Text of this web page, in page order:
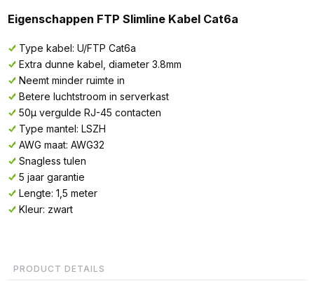
Eigenschappen FTP Slimline Kabel Cat6a
Type kabel: U/FTP Cat6a
Extra dunne kabel, diameter 3.8mm
Neemt minder ruimte in
Betere luchtstroom in serverkast
50µ vergulde RJ-45 contacten
Type mantel: LSZH
AWG maat: AWG32
Snagless tulen
5 jaar garantie
Lengte: 1,5 meter
Kleur: zwart
PRODUCT DETAILS